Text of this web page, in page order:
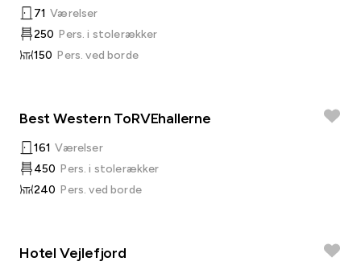
71 Værelser
250 Pers. i stolerækker
150 Pers. ved borde
Best Western ToRVEhallerne
161 Værelser
450 Pers. i stolerækker
240 Pers. ved borde
Hotel Vejlefjord